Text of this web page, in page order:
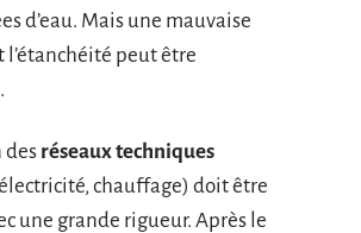
d’eau. Mais une mauvaise
l’étanchéité peut être
des réseaux techniques
chauffage) doit être
une grande rigueur. Après le